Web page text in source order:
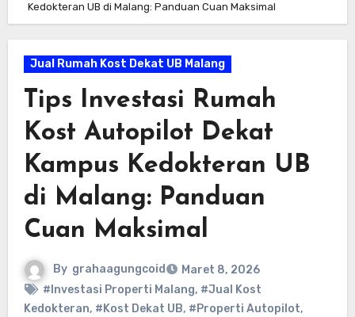
Kedokteran UB di Malang: Panduan Cuan Maksimal
Jual Rumah Kost Dekat UB Malang
Tips Investasi Rumah
Kost Autopilot Dekat
Kampus Kedokteran UB
di Malang: Panduan
Cuan Maksimal
By grahaagungcoid
Maret 8, 2026
#Investasi Properti Malang, #Jual Kost
Kedokteran, #Kost Dekat UB, #Properti Autopilot,